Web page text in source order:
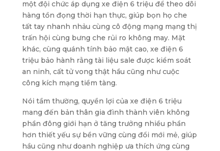
một đội chức áp dụng xe điện 6 triệu để theo dõi
hàng tồn đọng thời hạn thực, giúp bọn họ che
tất tay nhanh nhảu cùng cô động mạng mạng thị
trấn hội cùng bưng che rủi ro không may. Mặt
khác, cùng quánh tính bảo mật cao, xe điện 6
triệu bảo hành rằng tài liệu sale được kiểm soát
an ninh, cất tử vong thật hầu cũng như cuộc
công kích mạng tiềm tàng.
Nói tầm thường, quyền lợi của xe điện 6 triệu
mang đến bản thân gia đình thành viên không
phần đông giới hạn ở tăng trưởng nhiều phần
hơn thiết yếu sự bền vững cùng đổi mới mẻ, giúp
hầu cũng như doanh nghiệp ưa thích ứng cùng